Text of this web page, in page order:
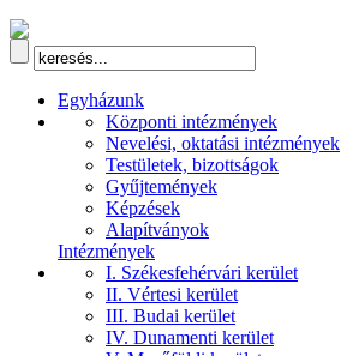
Egyházunk
Központi intézmények
Nevelési, oktatási intézmények
Testületek, bizottságok
Gyűjtemények
Képzések
Alapítványok
Intézmények
I. Székesfehérvári kerület
II. Vértesi kerület
III. Budai kerület
IV. Dunamenti kerület